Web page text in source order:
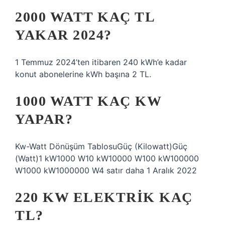
2000 WATT KAÇ TL
YAKAR 2024?
1 Temmuz 2024’ten itibaren 240 kWh’e kadar
konut abonelerine kWh başına 2 TL.
1000 WATT KAÇ KW
YAPAR?
Kw-Watt Dönüşüm TablosuGüç (Kilowatt)Güç
(Watt)1 kW1000 W10 kW10000 W100 kW100000
W1000 kW1000000 W4 satır daha 1 Aralık 2022
220 KW ELEKTRIK KAÇ
TL?